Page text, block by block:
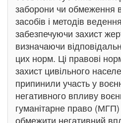
заборони чи обмеження
засобів і методів
забезпечуючи захист
визначаючи
цих норм. Ці правові
захист цивільного
припинили участь у
негативного впливу
гуманітарне право
обмежити негативний